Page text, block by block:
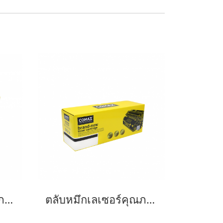
ตลับหมึกเลเซอร์คุณภาพสูงสำหรับ SAMSUNG รุ่น MLT-D103L ตลับหมึกเลเซอร์คุณภาพสูงสำหรับ SAMSUNG รุ่น MLT-D101S